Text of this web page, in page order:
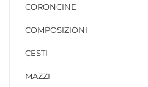
CORONCINE
COMPOSIZIONI
CESTI
MAZZI